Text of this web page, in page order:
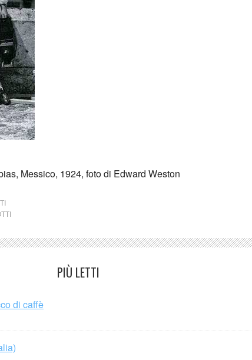
Messico, 1924, foto di Edward Weston
PIÙ LETTI
di caffè